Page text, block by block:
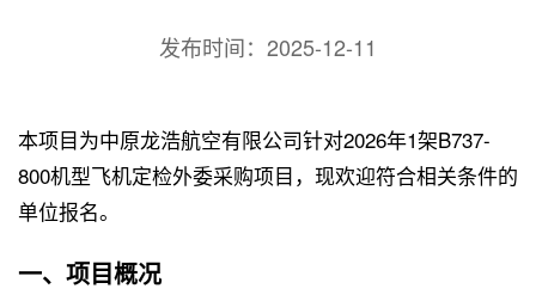
发布时间： 2025-12-11
本项目为中原龙浩航空有限公司针对2026年1架B737-
800机型飞机定检外委采购项目，现欢迎符合相关条件的
单位报名。
一、项目概况